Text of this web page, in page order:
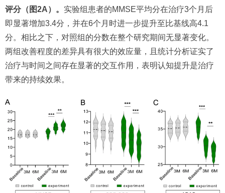
评分（图2A）。 实验组患者的MMSE平均分在治疗3个月后
即显著增加3.4分，并在6个月时进一步提升至比基线高4.1
分。相比之下，对照组的分数在整个研究期间无显著变化。
两组改善程度的差异具有很大的效应量，且统计分析证实了
治疗与时间之间存在显著的交互作用，表明认知提升是治疗
带来的持续效果。